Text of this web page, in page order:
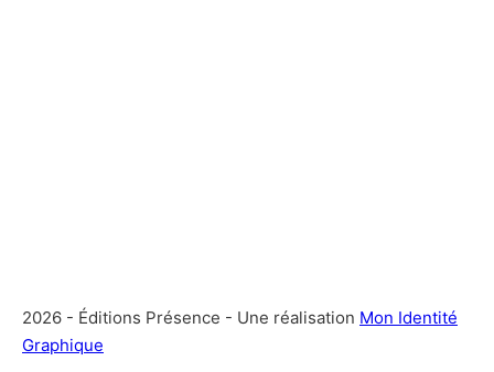
2026 - Éditions Présence - Une réalisation Mon Identité
Graphique